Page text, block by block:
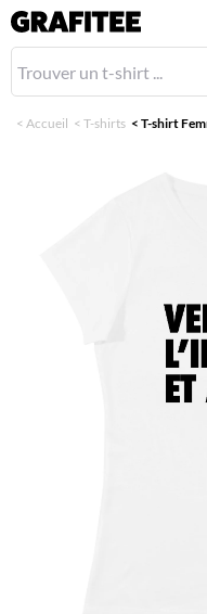
< Accueil < T-shirts < T-shirt